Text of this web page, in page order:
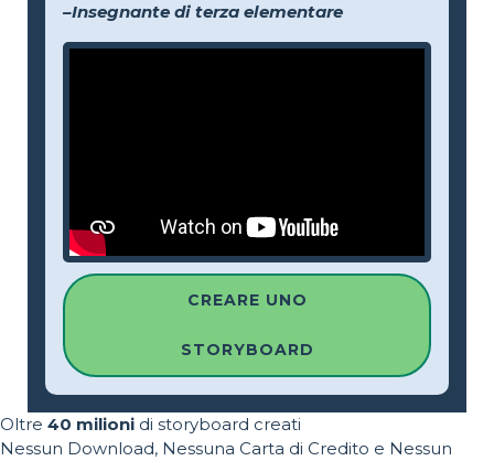
–Insegnante di terza elementare
CREARE UNO
STORYBOARD
Oltre 40 milioni di storyboard creati
Nessun Download, Nessuna Carta di Credito e Nessun